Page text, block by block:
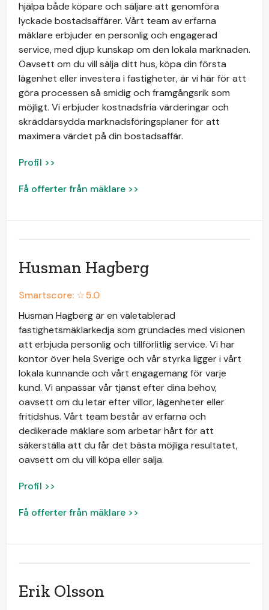
hjälpa både köpare och säljare att genomföra
lyckade bostadsaffärer. Vårt team av erfarna
mäklare erbjuder en personlig och engagerad
service, med djup kunskap om den lokala marknaden.
Oavsett om du vill sälja ditt hus, köpa din första
lägenhet eller investera i fastigheter, är vi här för att
göra processen så smidig och framgångsrik som
möjligt. Vi erbjuder kostnadsfria värderingar och
skräddarsydda marknadsföringsplaner för att
maximera värdet på din bostadsaffär.
Profil >>
Få offerter från mäklare >>
Husman Hagberg
Smartscore: ☆5.0
Husman Hagberg är en väletablerad
fastighetsmäklarkedja som grundades med visionen
att erbjuda personlig och tillförlitlig service. Vi har
kontor över hela Sverige och vår styrka ligger i vårt
lokala kunnande och vårt engagemang för varje
kund. Vi anpassar vår tjänst efter dina behov,
oavsett om du letar efter villor, lägenheter eller
fritidshus. Vårt team består av erfarna och
dedikerade mäklare som arbetar hårt för att
säkerställa att du får det bästa möjliga resultatet,
oavsett om du vill köpa eller sälja.
Profil >>
Få offerter från mäklare >>
Erik Olsson